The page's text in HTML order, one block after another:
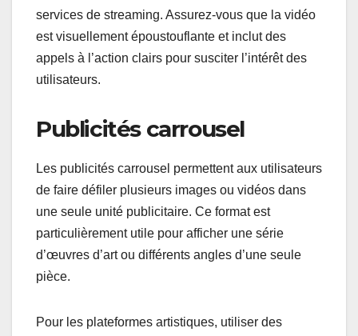
services de streaming. Assurez-vous que la vidéo
est visuellement époustouflante et inclut des
appels à l’action clairs pour susciter l’intérêt des
utilisateurs.
Publicités carrousel
Les publicités carrousel permettent aux utilisateurs
de faire défiler plusieurs images ou vidéos dans
une seule unité publicitaire. Ce format est
particulièrement utile pour afficher une série
d’œuvres d’art ou différents angles d’une seule
pièce.
Pour les plateformes artistiques, utiliser des